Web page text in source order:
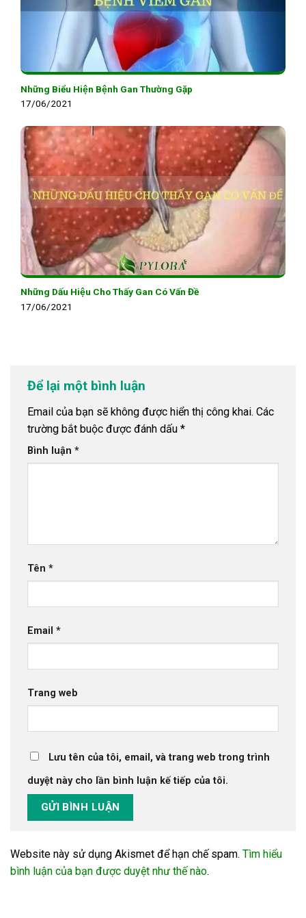
Những Biểu Hiện Bệnh Gan Thường Gặp
17/06/2021
Những Dấu Hiệu Cho Thấy Gan Có Vấn Đề
17/06/2021
Để lại một bình luận
Email của bạn sẽ không được hiển thị công khai. Các
trường bắt buộc được đánh dấu *
Bình luận *
Tên *
Email *
Trang web
Lưu tên của tôi, email, và trang web trong trình
duyệt này cho lần bình luận kế tiếp của tôi.
Website này sử dụng Akismet để hạn chế spam. Tìm hiểu
bình luận của bạn được duyệt như thế nào.